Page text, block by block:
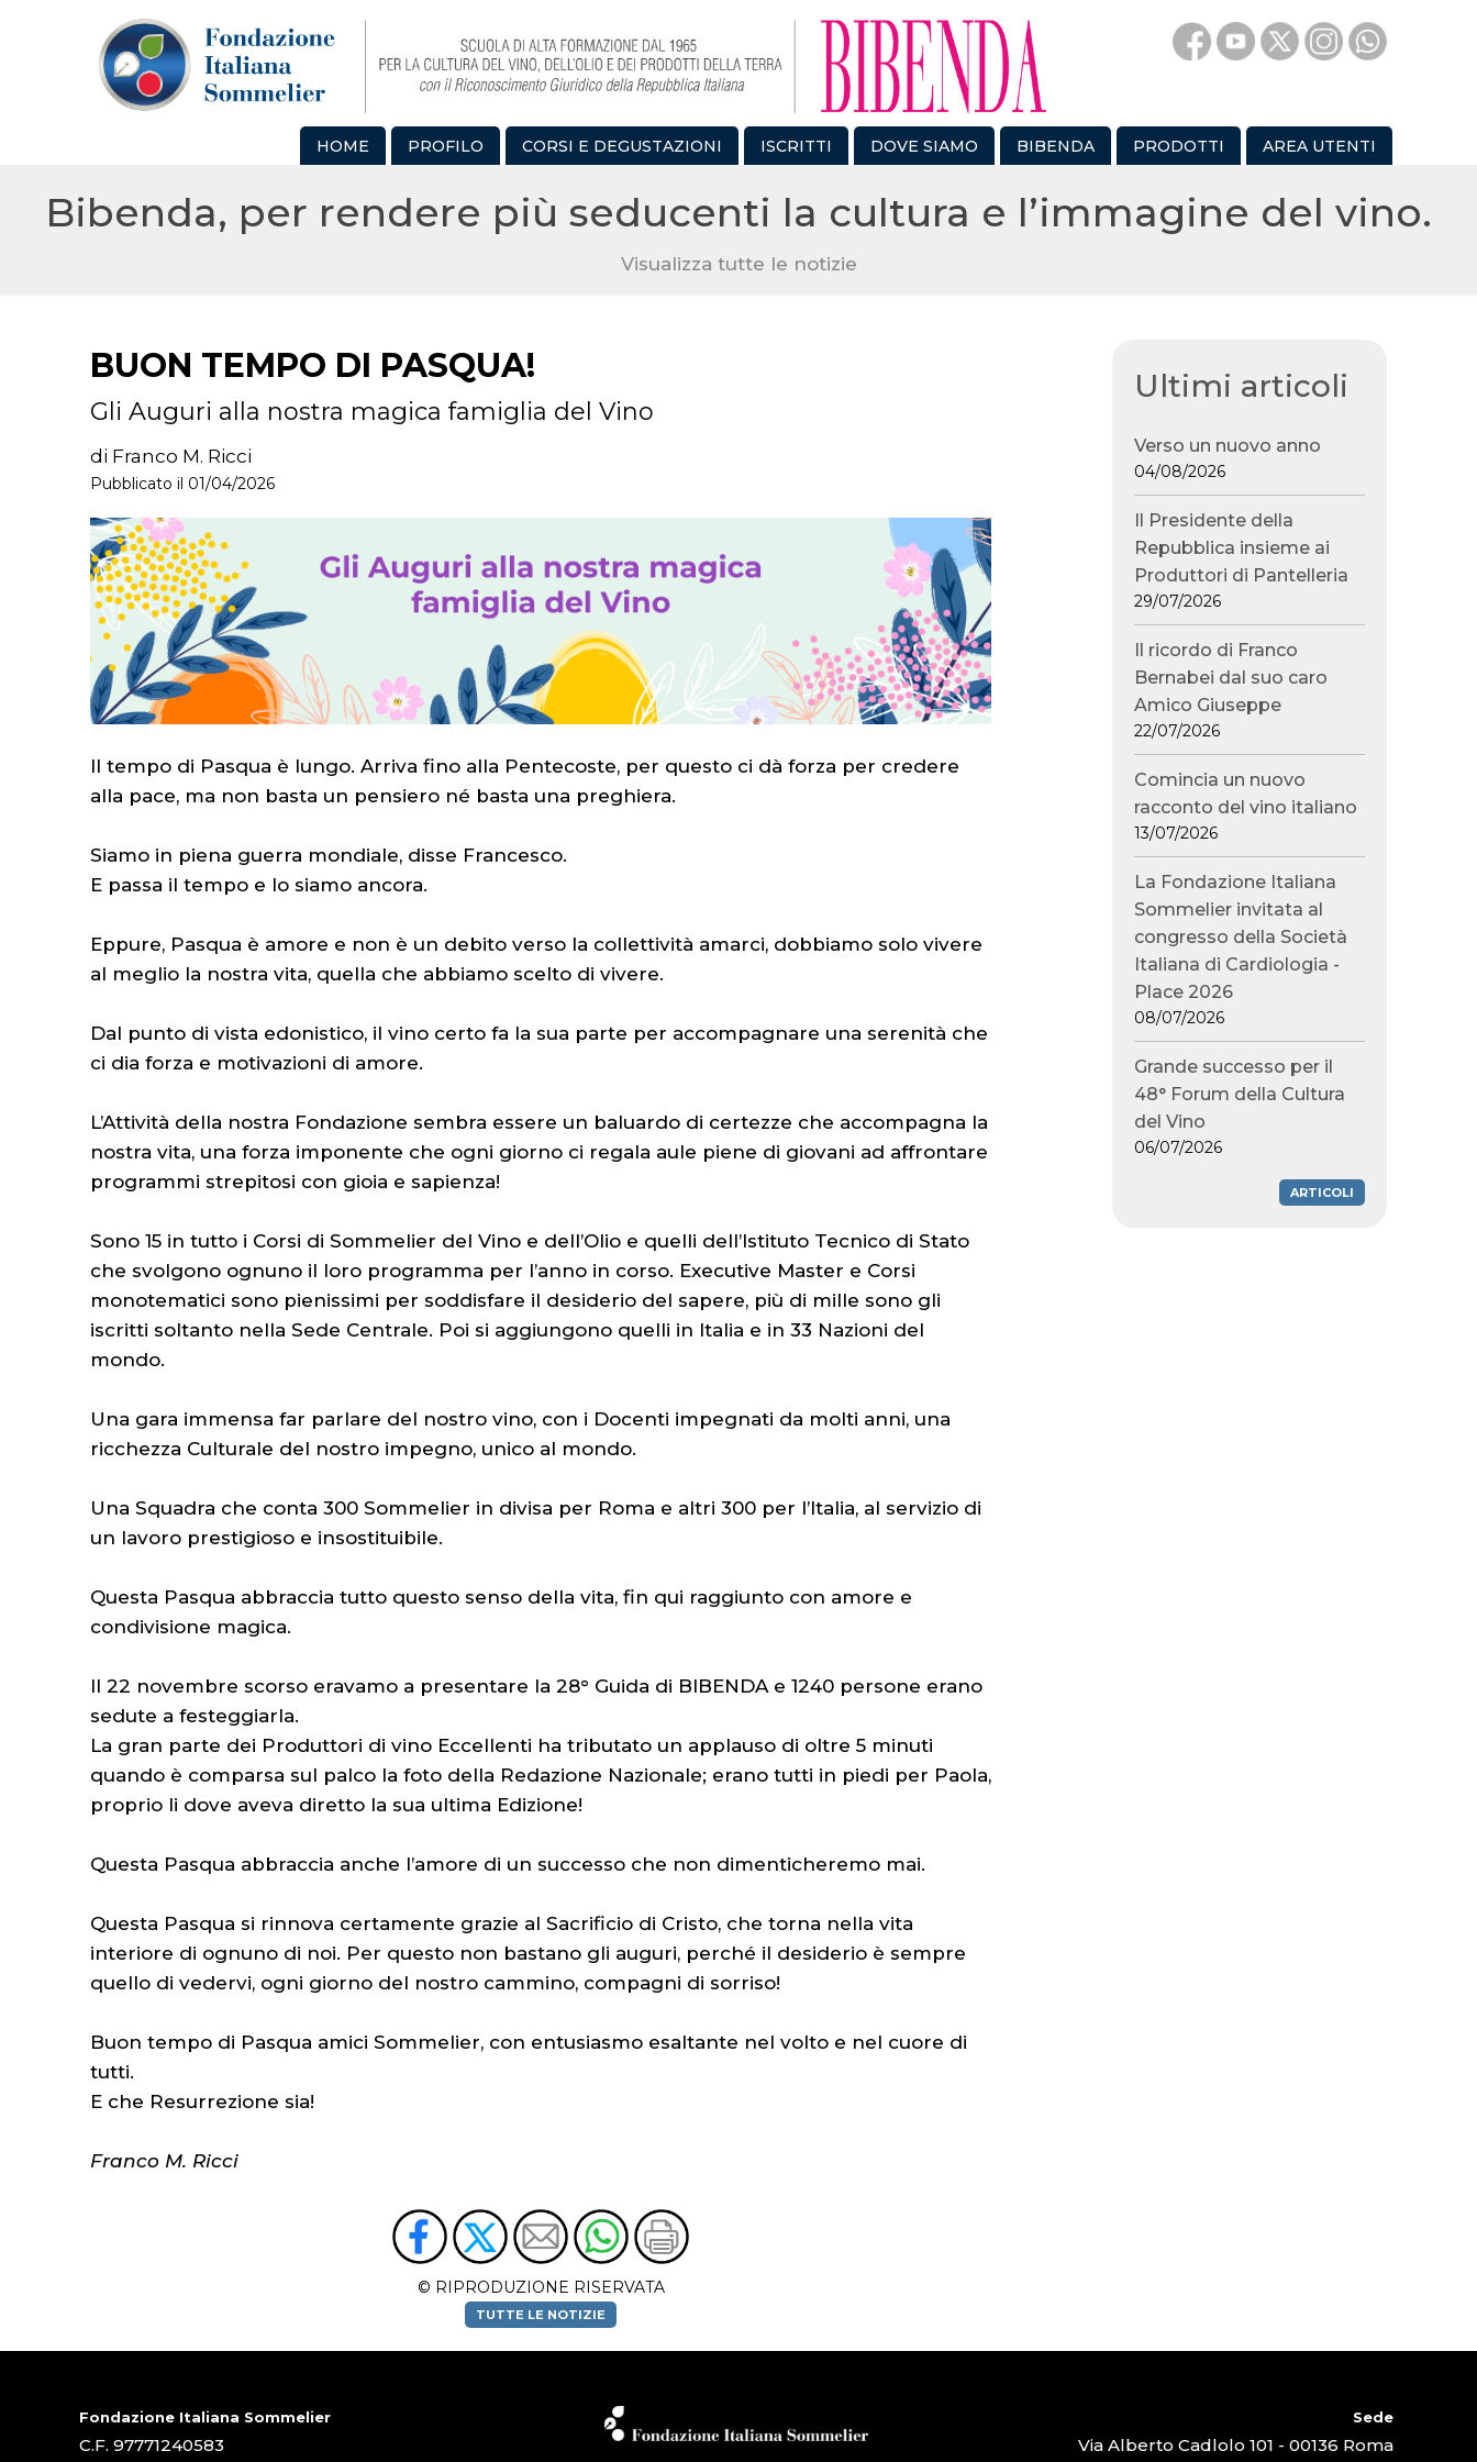
HOME PROFILO CORSI E DEGUSTAZIONI ISCRITTI DOVE SIAMO BIBENDA PRODOTTI AREA UTENTI
Bibenda, per rendere più seducenti la cultura e l’immagine del vino.
Visualizza tutte le notizie
BUON TEMPO DI PASQUA!
Gli Auguri alla nostra magica famiglia del Vino
di Franco M. Ricci
Pubblicato il 01/04/2026
Il tempo di Pasqua è lungo. Arriva fino alla Pentecoste, per questo ci dà forza per credere
alla pace, ma non basta un pensiero né basta una preghiera.
Siamo in piena guerra mondiale, disse Francesco.
E passa il tempo e lo siamo ancora.
Eppure, Pasqua è amore e non è un debito verso la collettività amarci, dobbiamo solo vivere
al meglio la nostra vita, quella che abbiamo scelto di vivere.
Dal punto di vista edonistico, il vino certo fa la sua parte per accompagnare una serenità che
ci dia forza e motivazioni di amore.
L’Attività della nostra Fondazione sembra essere un baluardo di certezze che accompagna la
nostra vita, una forza imponente che ogni giorno ci regala aule piene di giovani ad affrontare
programmi strepitosi con gioia e sapienza!
Sono 15 in tutto i Corsi di Sommelier del Vino e dell’Olio e quelli dell’Istituto Tecnico di Stato
che svolgono ognuno il loro programma per l’anno in corso. Executive Master e Corsi
monotematici sono pienissimi per soddisfare il desiderio del sapere, più di mille sono gli
iscritti soltanto nella Sede Centrale. Poi si aggiungono quelli in Italia e in 33 Nazioni del
mondo.
Una gara immensa far parlare del nostro vino, con i Docenti impegnati da molti anni, una
ricchezza Culturale del nostro impegno, unico al mondo.
Una Squadra che conta 300 Sommelier in divisa per Roma e altri 300 per l’Italia, al servizio di
un lavoro prestigioso e insostituibile.
Questa Pasqua abbraccia tutto questo senso della vita, fin qui raggiunto con amore e
condivisione magica.
Il 22 novembre scorso eravamo a presentare la 28° Guida di BIBENDA e 1240 persone erano
sedute a festeggiarla.
La gran parte dei Produttori di vino Eccellenti ha tributato un applauso di oltre 5 minuti
quando è comparsa sul palco la foto della Redazione Nazionale; erano tutti in piedi per Paola,
proprio li dove aveva diretto la sua ultima Edizione!
Questa Pasqua abbraccia anche l’amore di un successo che non dimenticheremo mai.
Questa Pasqua si rinnova certamente grazie al Sacrificio di Cristo, che torna nella vita
interiore di ognuno di noi. Per questo non bastano gli auguri, perché il desiderio è sempre
quello di vedervi, ogni giorno del nostro cammino, compagni di sorriso!
Buon tempo di Pasqua amici Sommelier, con entusiasmo esaltante nel volto e nel cuore di
tutti.
E che Resurrezione sia!
Franco M. Ricci
© RIPRODUZIONE RISERVATA
TUTTE LE NOTIZIE
Ultimi articoli
Verso un nuovo anno
04/08/2026
Il Presidente della
Repubblica insieme ai
Produttori di Pantelleria
29/07/2026
Il ricordo di Franco
Bernabei dal suo caro
Amico Giuseppe
22/07/2026
Comincia un nuovo
racconto del vino italiano
13/07/2026
La Fondazione Italiana
Sommelier invitata al
congresso della Società
Italiana di Cardiologia -
Place 2026
08/07/2026
Grande successo per il
48° Forum della Cultura
del Vino
06/07/2026
ARTICOLI
Fondazione Italiana Sommelier
C.F. 97771240583
Sede
Via Alberto Cadlolo 101 - 00136 Roma